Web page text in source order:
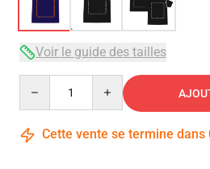
Voir le guide des tailles
Cette vente se termine dans